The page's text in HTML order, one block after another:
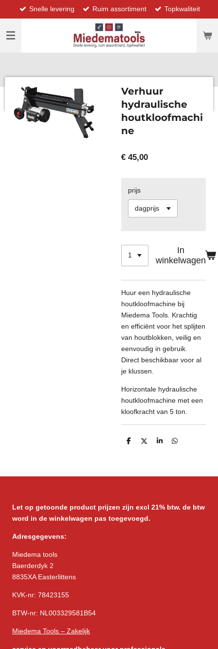
direct
naar
hoofdinhoud
Snelle levering Ruim assortiment Topkwaliteit
Verhuur
hydraulische
houtkloofmachi
ne
€ 45,00
prijs
In
winkelwagen
Huur een hydraulische
houtkloofmachine bij
Miedema Tools. Krachtig
en efficiënt voor het splijten
van houtblokken, veilig en
eenvoudig in gebruik.
Direct beschikbaar voor al
je klussen.
Horizontale hydraulische
houtkloofmachine met een
kloofkracht van 5 ton.
D
D
S
D
Let op getoonde product prijzen zijn excl 21% btw. de btw
word in de winkelwagen pas toegevoegd.
Adresgegevens:
Miedema tools
Baerderdyk 2
8835XA Easterlittens
KVK-nr: 78423155
BTW-nr: NL003329581B54
Miedema Tools – Zakelijk